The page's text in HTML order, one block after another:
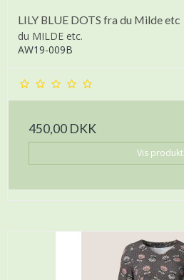
LILY BLUE DOTS fra du Milde etc
du MILDE etc.
AW19-009B
450,00 DKK
Vis produkt